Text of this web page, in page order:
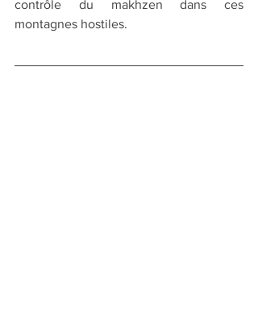
contrôle du makhzen dans ces
montagnes hostiles.